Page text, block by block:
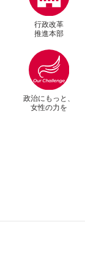
行政改革
推進本部
政治にもっと、
女性の力を
別ウィンドウリンク